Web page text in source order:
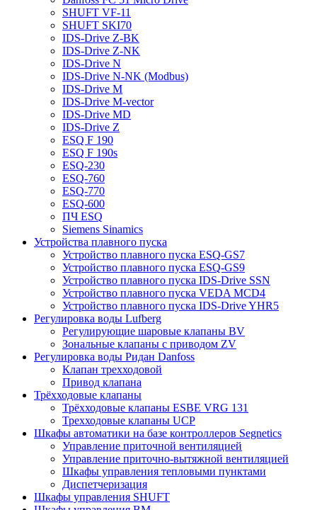
SHUFT VF-11
SHUFT SKI70
IDS-Drive Z-BK
IDS-Drive Z-NK
IDS-Drive N
IDS-Drive N-NK (Modbus)
IDS-Drive M
IDS-Drive M-vector
IDS-Drive MD
IDS-Drive Z
ESQ F 190
ESQ F 190s
ESQ-230
ESQ-760
ESQ-770
ESQ-600
ПЧ ESQ
Siemens Sinamics
Устройства плавного пуска
Устройство плавного пуска ESQ-GS7
Устройство плавного пуска ESQ-GS9
Устройство плавного пуска IDS-Drive SSN
Устройство плавного пуска VEDA MCD4
Устройство плавного пуска IDS-Drive YHR5
Регулировка воды Lufberg
Регулирующие шаровые клапаны BV
Зональные клапаны с приводом ZV
Регулировка воды Ридан Danfoss
Клапан трехходовой
Привод клапана
Трёхходовые клапаны
Трёхходовые клапаны ESBE VRG 131
Трехходовые клапаны UCP
Шкафы автоматики на базе контроллеров Segnetics
Управление приточной вентиляцией
Управление приточно-вытяжной вентиляцией
Шкафы управления тепловыми пунктами
Диспетчеризация
Шкафы управления SHUFT